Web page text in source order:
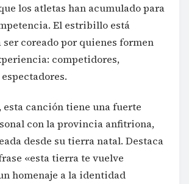
los atletas han acumulado para
El estribillo está
ser coreado por quienes formen
competidores,
esta canción tiene una fuerte
con la provincia anfitriona,
desde su tierra natal. Destaca
«esta tierra te vuelve
homenaje a la identidad